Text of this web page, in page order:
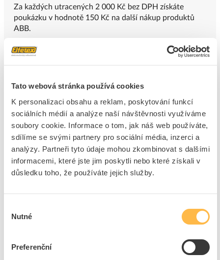
Tato webová stránka používá cookies
K personalizaci obsahu a reklam, poskytování funkcí
sociálních médií a analýze naší návštěvnosti využíváme
soubory cookie. Informace o tom, jak náš web používáte,
sdílíme se svými partnery pro sociální média, inzerci a
analýzy. Partneři tyto údaje mohou zkombinovat s dalšími
informacemi, které jste jim poskytli nebo které získali v
důsledku toho, že používáte jejich služby.
souhlasu
Nutné
Preferenční
Za každých utracených 2 000 Kč bez DPH získáte
poukázku v hodnotě 150 Kč na další nákup produktů
ABB.
cen:
30× aku šroubovák
Čím více poukázek získáte, tím vyšší máte šanci na
výhru.
Podmínky akce:
Akce probíhá od 1. 6. 2026 do 30. 9. 2026 nebo
do vyčerpání zásob
Poukázku lze uplatnit do 31. 12. 2026
Poukázka platí pouze při osobním nákupu na
Nárok na poukázku vzniká na základě dodacího